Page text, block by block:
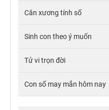
Cân xương tính số
Sinh con theo ý muốn
Tử vi trọn đời
Con số may mắn hôm nay